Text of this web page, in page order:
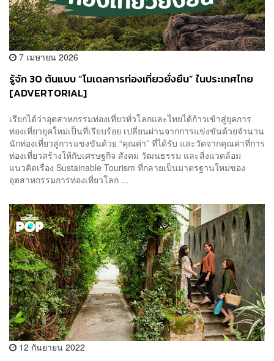
7 เมษายน 2026
รู้จัก 30 ต้นแบบ “โมเดลการท่องเที่ยวยั่งยืน” ในประเทศไทย
[ADVERTORIAL]
เรียกได้ว่าอุตสาหกรรมท่องเที่ยวทั่วโลกและไทยได้ก้าวเข้าสู่ยุคการ
ท่องเที่ยวยุคใหม่เป็นที่เรียบร้อย เปลี่ยนผ่านจากการแข่งขันด้วยจำนวน
นักท่องเที่ยวสู่การแข่งขันด้วย “คุณค่า” ที่ได้รับ และวัดจากคุณค่าที่การ
ท่องเที่ยวสร้างให้กับเศรษฐกิจ สังคม วัฒนธรรม และสิ่งแวดล้อม
แนวคิดเรื่อง Sustainable Tourism ที่กลายเป็นมาตรฐานใหม่ของ
อุตสาหกรรมการท่องเที่ยวโลก ...
12 กันยายน 2022